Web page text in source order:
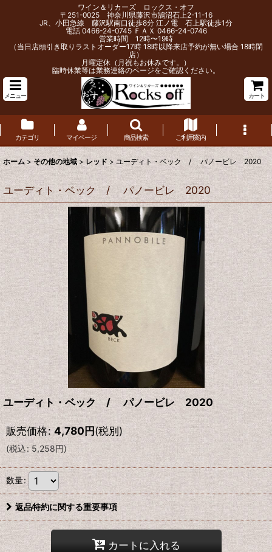
ワイン＆リカーズ ロックス・オフ
〒251-0025 神奈川県藤沢市鵠沼石上2-11-16
JR、小田急線 藤沢駅南口徒歩8分 江ノ電 石上駅徒歩1分
電話 0466-24-0745 ＦＡＸ 0466-24-0746
営業時間 12時〜19時
（当日店頭引き取りラストオーダー17時 18時以降来店予約が無い場合 18時閉
店）
月曜定休（月祝もお休みです。）
臨時休業等は業務連絡のページをご確認ください。
メニュー カート
カテゴリ マイページ 商品検索 ご利用案内
ホーム > その他の地域 > レッド > ユーディト・ベック / パノービレ 2020
ユーディト・ベック / パノービレ 2020
ユーディト・ベック / パノービレ 2020
販売価格: 4,780円(税別)
(税込: 5,258円)
数量:
返品特約に関する重要事項
カートに入れる